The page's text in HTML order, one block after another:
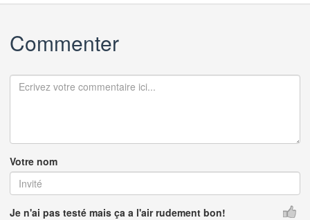
Commenter
Votre nom
Je n'ai pas testé mais ça a l'air rudement bon!